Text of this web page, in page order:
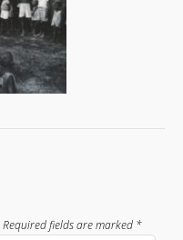
Required fields are marked *